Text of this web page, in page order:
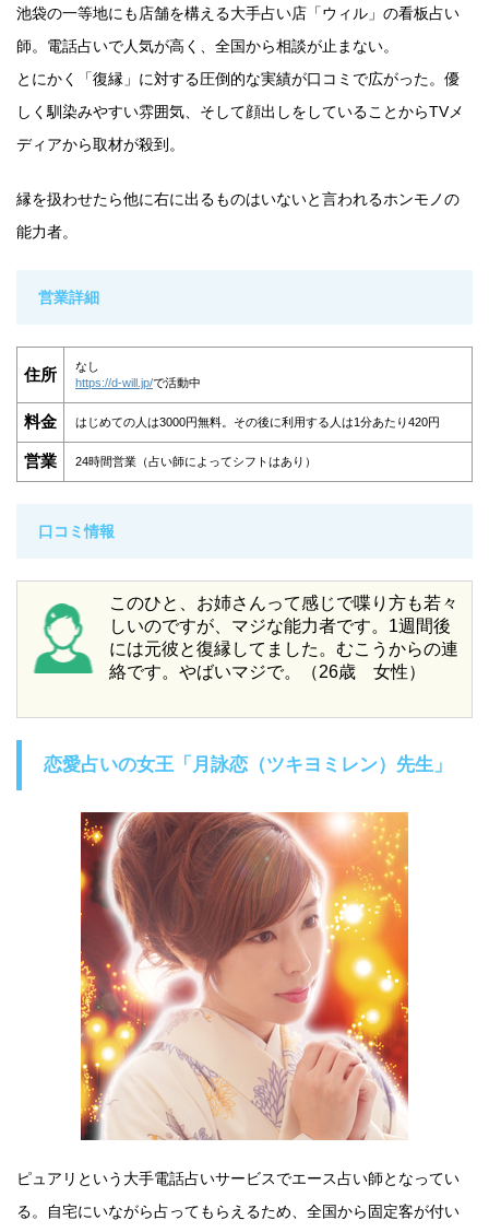
池袋の一等地にも店舗を構える大手占い店「ウィル」の看板占い
師。電話占いで人気が高く、全国から相談が止まない。
とにかく「復縁」に対する圧倒的な実績が口コミで広がった。優
しく馴染みやすい雰囲気、そして顔出しをしていることからTVメ
ディアから取材が殺到。
縁を扱わせたら他に右に出るものはいないと言われるホンモノの
能力者。
営業詳細
住所
なし
https://d-will.jp/で活動中
料金 はじめての人は3000円無料。その後に利用する人は1分あたり420円
営業 24時間営業（占い師によってシフトはあり）
口コミ情報
このひと、お姉さんって感じで喋り方も若々
しいのですが、マジな能力者です。1週間後
には元彼と復縁してました。むこうからの連
絡です。やばいマジで。（26歳 女性）
恋愛占いの女王「月詠恋（ツキヨミレン）先生」
ピュアリという大手電話占いサービスでエース占い師となってい
る。自宅にいながら占ってもらえるため、全国から固定客が付い